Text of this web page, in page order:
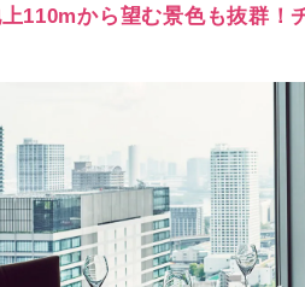
110mから望む景色も抜群！